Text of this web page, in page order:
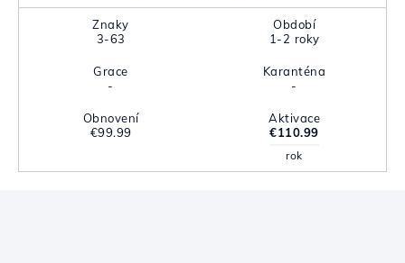
Znaky
3-63
Období
1-2 roky
Grace
-
Karanténa
-
Obnovení
€99.99
Aktivace
€110.99
rok